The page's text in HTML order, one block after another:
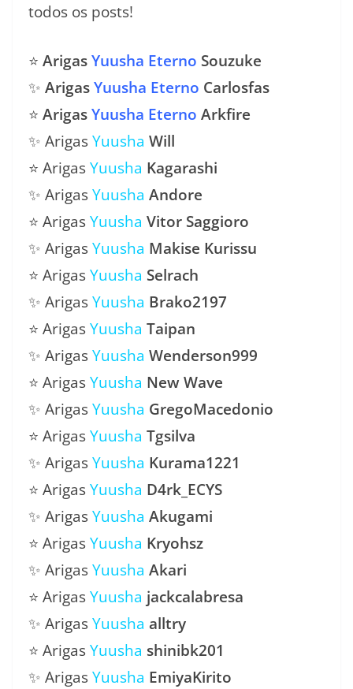
todos os posts!
⭐ ArigasYuusha Eterno Souzuke
✨ ArigasYuusha Eterno Carlosfas
⭐ ArigasYuusha Eterno Arkfire
✨ ArigasYuusha Will
⭐ ArigasYuusha Kagarashi
✨ ArigasYuusha Andore
⭐ ArigasYuusha Vitor Saggioro
✨ ArigasYuusha Makise Kurissu
⭐ ArigasYuusha Selrach
✨ ArigasYuusha Brako2197
⭐ ArigasYuusha Taipan
✨ ArigasYuusha Wenderson999
⭐ ArigasYuusha New Wave
✨ ArigasYuusha GregoMacedonio
⭐ ArigasYuusha Tgsilva
✨ ArigasYuusha Kurama1221
⭐ ArigasYuusha D4rk_ECYS
✨ ArigasYuusha Akugami
⭐ ArigasYuusha Kryohsz
✨ ArigasYuusha Akari
⭐ ArigasYuusha jackcalabresa
✨ ArigasYuusha alltry
⭐ ArigasYuusha shinibk201
✨ ArigasYuusha EmiyaKirito